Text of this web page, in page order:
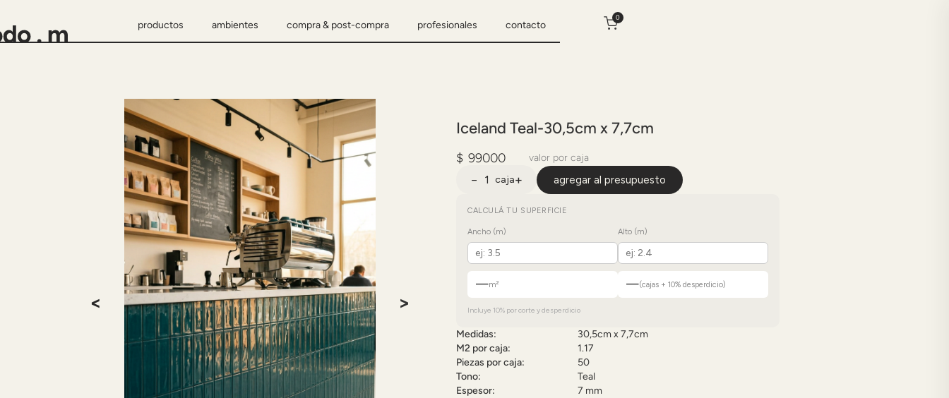
productos ambientes compra & post-compra profesionales contacto
0
< >
Iceland Teal-30,5cm x 7,7cm
$ 99000 valor por caja
− caja+ agregar al presupuesto
CALCULÁ TU SUPERFICIE
Ancho (m) Alto (m)
—m² —(cajas + 10% desperdicio)
Incluye 10% por corte y desperdicio
Medidas:
30,5cm x 7,7cm
M2 por caja:
1.17
Piezas por caja:
50
Tono:
Teal
Espesor:
7 mm